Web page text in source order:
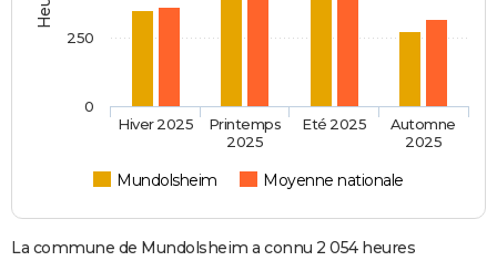
Mundolsheim Moyenne nationale
Hiver 2025
Printemps
2025
Eté 2025
Automne
2025
0
250
La commune de Mundolsheim a connu 2 054 heures